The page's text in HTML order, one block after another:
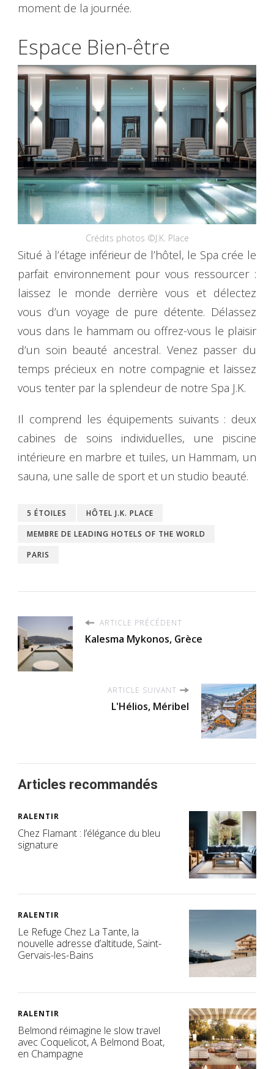
moment de la journée.
Espace Bien-être
Crédits photos ©J.K. Place
Situé à l’étage inférieur de l’hôtel, le Spa crée le
parfait environnement pour vous ressourcer :
laissez le monde derrière vous et délectez
vous d’un voyage de pure détente. Délassez
vous dans le hammam ou offrez-vous le plaisir
d’un soin beauté ancestral. Venez passer du
temps précieux en notre compagnie et laissez
vous tenter par la splendeur de notre Spa J.K.
Il comprend les équipements suivants : deux
cabines de soins individuelles, une piscine
intérieure en marbre et tuiles, un Hammam, un
sauna, une salle de sport et un studio beauté.
5 ÉTOILES
HÔTEL J.K. PLACE
MEMBRE DE LEADING HOTELS OF THE WORLD
PARIS
ARTICLE PRÉCÉDENT
Kalesma Mykonos, Grèce
ARTICLE SUIVANT
L'Hélios, Méribel
Articles recommandés
RALENTIR
Chez Flamant : l’élégance du bleu
signature
RALENTIR
Le Refuge Chez La Tante, la
nouvelle adresse d’altitude, Saint-
Gervais-les-Bains
RALENTIR
Belmond réimagine le slow travel
avec Coquelicot, A Belmond Boat,
en Champagne